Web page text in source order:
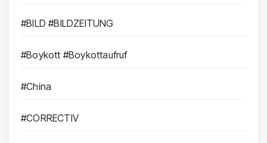
#BILD #BILDZEITUNG
#Boykott #Boykottaufruf
#China
#CORRECTIV